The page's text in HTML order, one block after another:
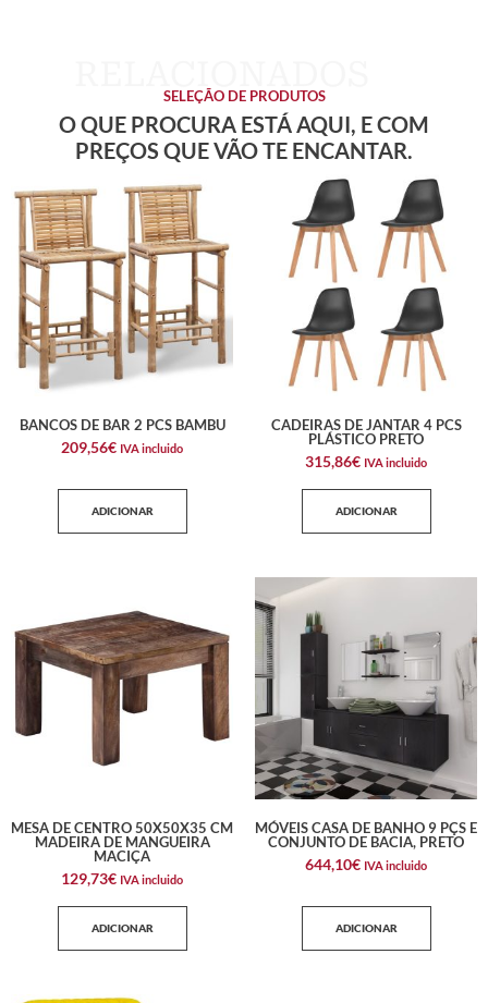
SELEÇÃO DE PRODUTOS
O QUE PROCURA ESTÁ AQUI, E COM
PREÇOS QUE VÃO TE ENCANTAR.
BANCOS DE BAR 2 PCS BAMBU
209,56€ IVA incluido
ADICIONAR
CADEIRAS DE JANTAR 4 PCS
PLÁSTICO PRETO
315,86€ IVA incluido
ADICIONAR
MESA DE CENTRO 50X50X35 CM
MADEIRA DE MANGUEIRA
MACIÇA
129,73€ IVA incluido
ADICIONAR
MÓVEIS CASA DE BANHO 9 PÇS E
CONJUNTO DE BACIA, PRETO
644,10€ IVA incluido
ADICIONAR